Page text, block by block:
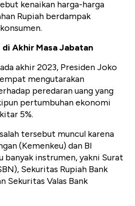
kenaikan harga-harga
Rupiah berdampak
Akhir Masa Jabatan
akhir 2023, Presiden Joko
mengutarakan
peredaran uang yang
pertumbuhan ekonomi
5%.
tersebut muncul karena
(Kemenkeu) dan BI
banyak instrumen, yakni Surat
Sekuritas Rupiah Bank
Sekuritas Valas Bank